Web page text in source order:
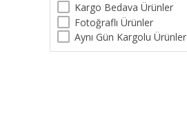
Kargo Bedava Ürünler
Fotoğraflı Ürünler
Aynı Gün Kargolu Ürünler